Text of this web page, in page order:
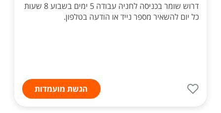
דרוש שומר בכניסה לחניה עבודה 5 ימים בשבוע 8 שעות
כל יום להשאיר מספר נייד או הודעה בטלפון.
הגשת מועמדות